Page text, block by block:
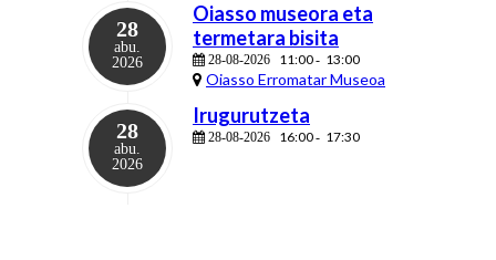
28
abu.
2026
Oiasso museora eta
termetara bisita
28-08-2026 11:00- 13:00
Oiasso Erromatar Museoa
28
abu.
2026
Irugurutzeta
28-08-2026 16:00- 17:30